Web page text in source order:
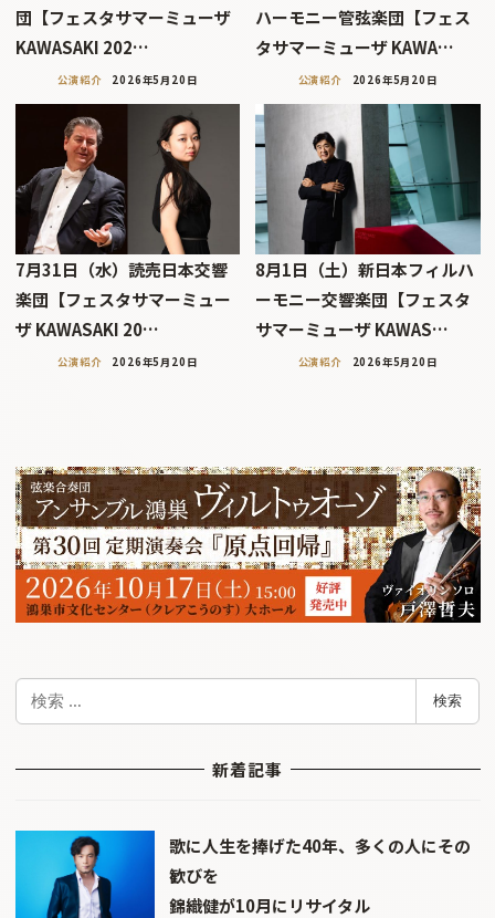
団【フェスタサマーミューザ
KAWASAKI 202…
公演紹介 2026年5月20日
ハーモニー管弦楽団【フェス
タサマーミューザ KAWA…
公演紹介 2026年5月20日
7月31日（水）読売日本交響
楽団【フェスタサマーミュー
ザ KAWASAKI 20…
公演紹介 2026年5月20日
8月1日（土）新日本フィルハ
ーモニー交響楽団【フェスタ
サマーミューザ KAWAS…
公演紹介 2026年5月20日
検
検索
新着記事
歌に人生を捧げた40年、多くの人にその
歓びを
錦織健が10月にリサイタル